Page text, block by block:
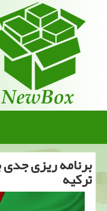
برنامه ریزی جدی
تركیه